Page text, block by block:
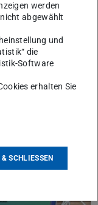
werden
abgewählt
und
die
Software
erhalten Sie
SCHLIESSEN